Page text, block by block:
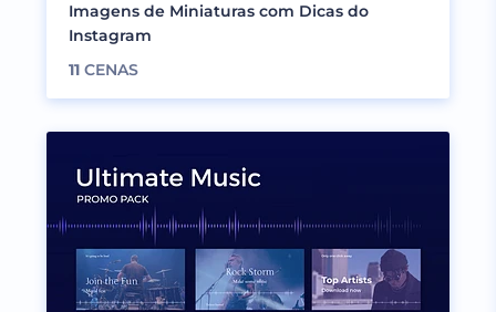
Imagens de Miniaturas com Dicas do
Instagram
11 CENAS